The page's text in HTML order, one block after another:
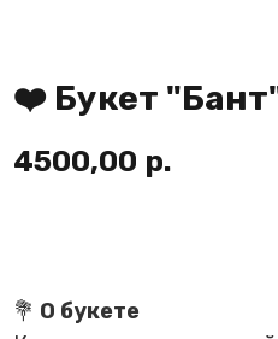
❤️ Букет
4500,00 р.
💐 О букете